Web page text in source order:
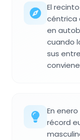
El
céntrica
en
cuando
sus
En
récord